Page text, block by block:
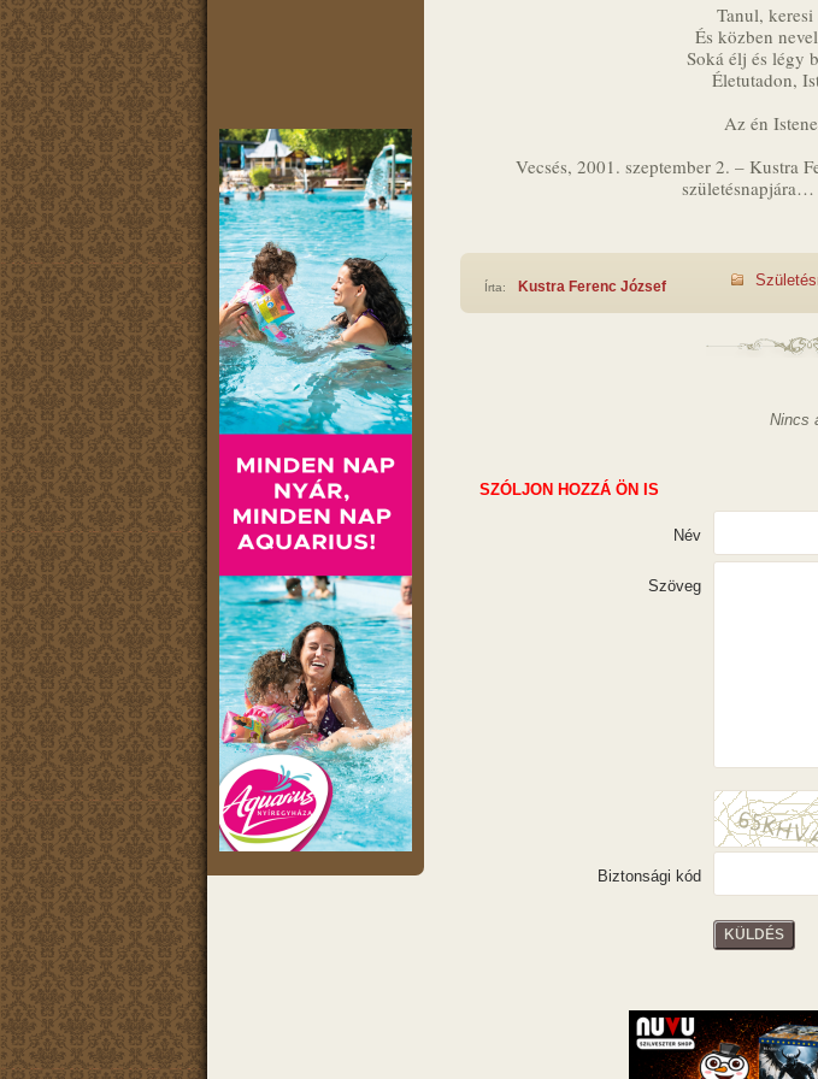
Tanul,
És közben
Soká élj és légy
Életutadon,
Az én
Vecsés, 2001. szeptember 2. – Kustra
Írta: Kustra Ferenc József
Nincs
SZÓLJON HOZZÁ ÖN IS
Név
Szöveg
Biztonsági kód
KÜLDÉS